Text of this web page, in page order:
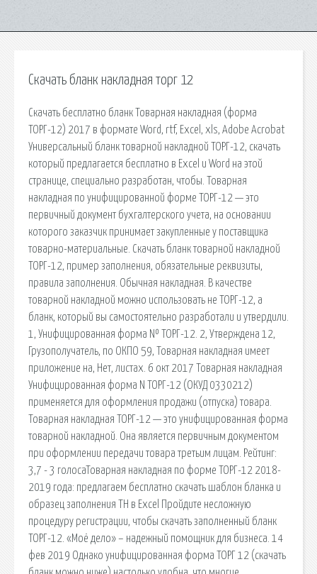
Скачать бланк накладная торг 12
Скачать бесплатно бланк Товарная накладная (форма
ТОРГ-12) 2017 в формате Word, rtf, Excel, xls, Adobe Acrobat
Универсальный бланк товарной накладной ТОРГ-12, скачать
который предлагается бесплатно в Excel и Word на этой
странице, специально разработан, чтобы. Товарная
накладная по унифицированной форме ТОРГ-12 — это
первичный документ бухгалтерского учета, на основании
которого заказчик принимает закупленные у поставщика
товарно-материальные. Скачать бланк товарной накладной
ТОРГ-12, пример заполнения, обязательные реквизиты,
правила заполнения. Обычная накладная. В качестве
товарной накладной можно использовать не ТОРГ-12, а
бланк, который вы самостоятельно разработали и утвердили.
1, Унифицированная форма № ТОРГ-12. 2, Утверждена 12,
Грузополучатель, по ОКПО 59, Товарная накладная имеет
приложение на, Нет, листах. 6 окт 2017 Товарная накладная
Унифицированная форма N ТОРГ-12 (ОКУД 0330212)
применяется для оформления продажи (отпуска) товара.
Товарная накладная ТОРГ-12 — это унифицированная форма
товарной накладной. Она является первичным документом
при оформлении передачи товара третьим лицам. Рейтинг:
3,7 - 3 голосаТоварная накладная по форме ТОРГ-12 2018-
2019 года: предлагаем бесплатно скачать шаблон бланка и
образец заполнения ТН в Excel Пройдите несложную
процедуру регистрации, чтобы скачать заполненный бланк
ТОРГ-12. «Моё дело» – надежный помощник для бизнеса. 14
фев 2019 Однако унифицированная форма ТОРГ 12 (скачать